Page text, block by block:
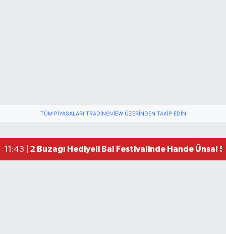
TÜM PIYASALARI TRADINGVIEW ÜZERINDEN TAKIP EDIN
11:43 | 2 Buzağı Hediyeli Bal Festivalinde Hande Ünsal